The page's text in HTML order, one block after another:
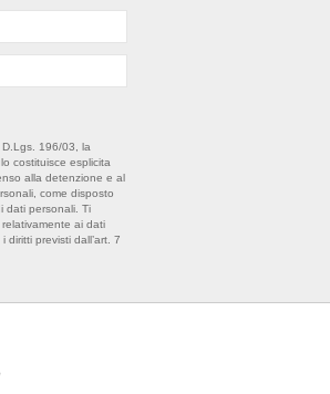
D.Lgs. 196/03, la
costituisce esplicita
alla detenzione e al
come disposto
dati personali. Ti
ai dati
diritti previsti dall’art. 7